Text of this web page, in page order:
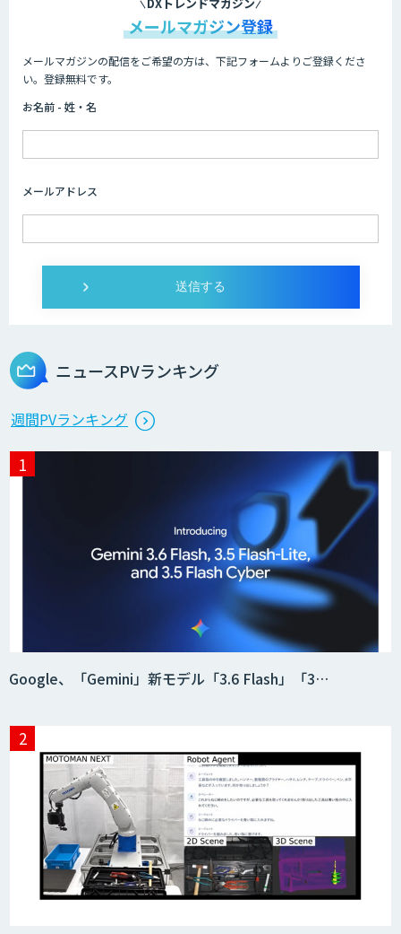
AIコール
imprai ezKotae
Microcosm×AIエンジニアでオンプレミ
スのAI導入支援サービス
生成AI活用 1day ブートキャンプ
データ分析エージェント
ービス
フィジカルAI・AIロボット向け教師デー
タ収集・作成
SaaS・サブスク向け収益管理プラット
フォーム「ソアスク」
メールマガジン登録
メールマガジンの配信をご希望の方は、下記フォームよりご登録くださ
い。登録無料です。
お名前 - 姓・名
メールアドレス
ニュースPVランキング
週間PVランキング
Google、「Gemini」新モデル「3.6 Flash」「3…